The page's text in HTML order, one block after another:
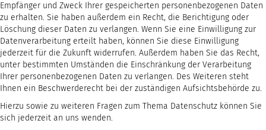
Empfänger und Zweck Ihrer gespeicherten personenbezogenen Daten
zu erhalten. Sie haben außerdem ein Recht, die Berichtigung oder
Löschung dieser Daten zu verlangen. Wenn Sie eine Einwilligung zur
Datenverarbeitung erteilt haben, können Sie diese Einwilligung
jederzeit für die Zukunft widerrufen. Außerdem haben Sie das Recht,
unter bestimmten Umständen die Einschränkung der Verarbeitung
Ihrer personenbezogenen Daten zu verlangen. Des Weiteren steht
Ihnen ein Beschwerderecht bei der zuständigen Aufsichtsbehörde zu.
Hierzu sowie zu weiteren Fragen zum Thema Datenschutz können Sie
sich jederzeit an uns wenden.